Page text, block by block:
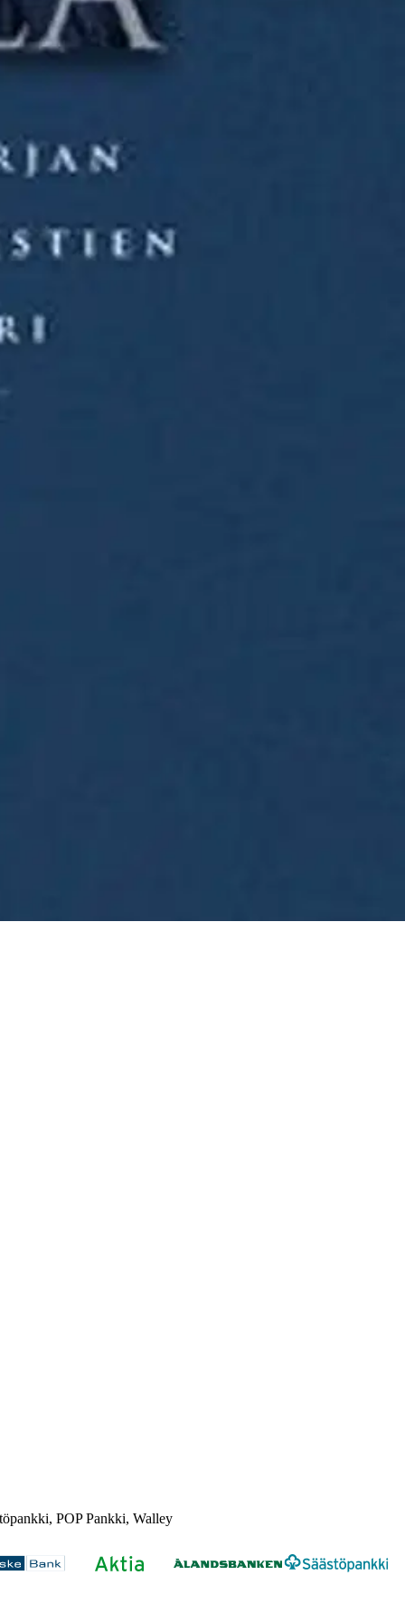
kirkoissa joka puolella Suomea. Tutkijat Raimo Hakola, Niko
kuin aiemmin ilmestynyt ensimmäisen vuosikerran tekstien
POP Pankki, Walley